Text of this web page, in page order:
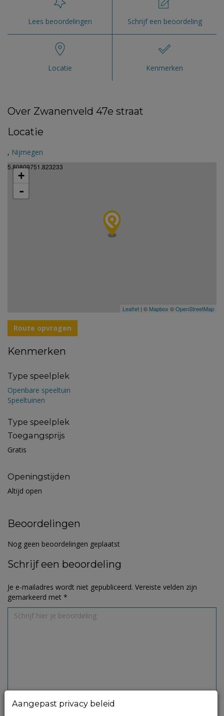
Lees beoordelingen Schrijf een beoordeling
Locatie Kenmerken
Over Zwanenveld 47e straat
Locatie
, Nijmegen
5.80809751.823233
+
-
Leaflet | © Mapbox ©OpenStreetMap
Route opvragen
Kenmerken
Type speelplek
Openbare speeltuin
Speeltuinen
Type speelplek
Toegangsprijs
Gratis
Openingstijden
Altijd open
Beoordelingen
Nog geen beoordelingen geplaatst
Schrijf een beoordeling
Je e-mailadres wordt niet gepubliceerd. Vereiste velden zijn
gemarkeerd met *
Aangepast privacy beleid